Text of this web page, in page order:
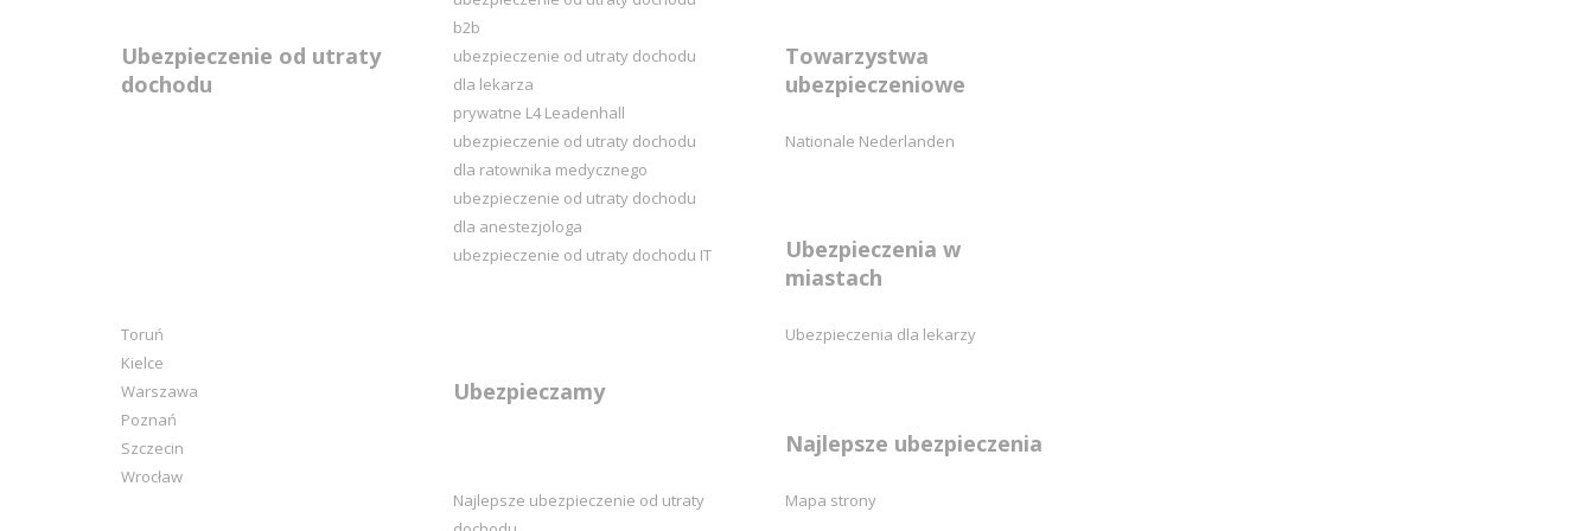
Ubezpieczenie od utraty
dochodu
b2b
ubezpieczenie od utraty dochodu
dla lekarza
prywatne L4 Leadenhall
ubezpieczenie od utraty dochodu
dla ratownika medycznego
ubezpieczenie od utraty dochodu
dla anestezjologa
ubezpieczenie od utraty dochodu IT
Towarzystwa
ubezpieczeniowe
Nationale Nederlanden
Ubezpieczenia w
miastach
Toruń
Kielce
Warszawa
Poznań
Szczecin
Wrocław
Ubezpieczamy
Ubezpieczenia dla lekarzy
Najlepsze ubezpieczenia
Najlepsze ubezpieczenie od utraty
Mapa strony